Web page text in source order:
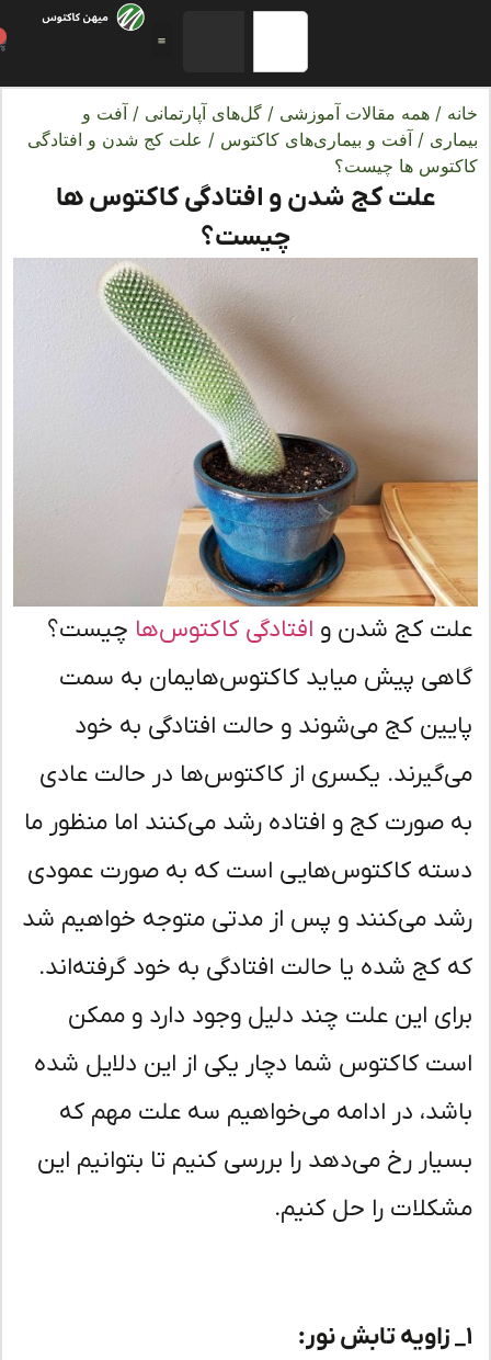
/همه مقالات آموزشی/گل‌های آپارتمانی/آفت و
/ آفت و بیماری‌های کاکتوس/ علت کج شدن و افتادگی
ها چیست؟
علت کج شدن و افتادگی کاکتوس‌ ها
چیست؟
کج شدن وافتادگی کاکتوس‌ها چیست؟
پیش میاید کاکتوس‌هایمان به سمت
کج می‌شوند و حالت افتادگی به خود
یکسری از کاکتوس‌ها در حالت عادی
صورت کج و افتاده رشد می‌کنند اما منظور ما
کاکتوس‌هایی است که به صورت عمودی
می‌کنند و پس از مدتی متوجه خواهیم شد
کج شده یا حالت افتادگی به خود گرفته‌اند.
این علت چند دلیل وجود دارد و ممکن
کاکتوس شما دچار یکی از این دلایل شده
در ادامه می‌خواهیم سه علت مهم که
رخ می‌دهد را بررسی کنیم تا بتوانیم این
را حل کنیم.